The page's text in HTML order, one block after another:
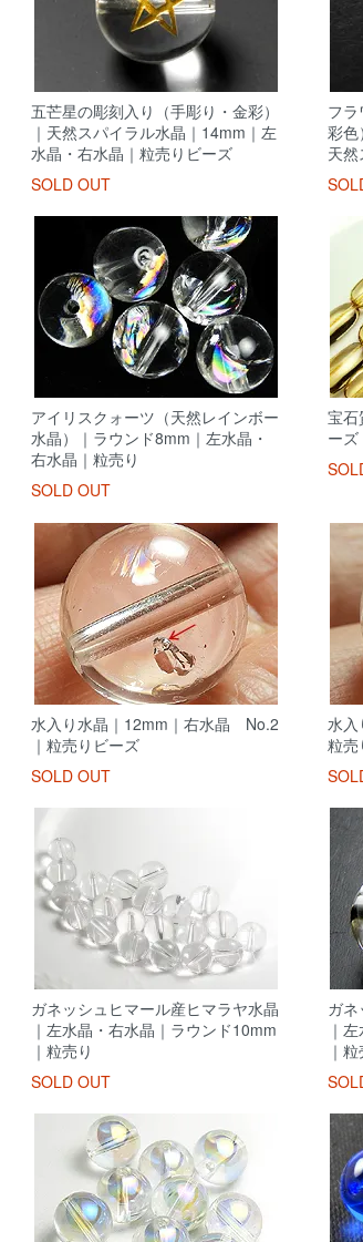
五芒星の彫刻入り（手彫り・金彩）
｜天然スパイラル水晶｜14mm｜左
水晶・右水晶｜粒売りビーズ
SOLD OUT
フ
彩色
天
アイリスクォーツ（天然レインボー
水晶）｜ラウンド8mm｜左水晶・
右水晶｜粒売り
SOLD OUT
宝石
ー
水入り水晶｜12mm｜右水晶 No.2
｜粒売りビーズ
SOLD OUT
水
粒売
ガネッシュヒマール産ヒマラヤ水晶
｜左水晶・右水晶｜ラウンド10mm
｜粒売り
SOLD OUT
ガ
｜
｜